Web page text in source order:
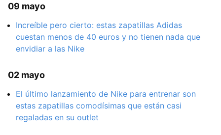
09 mayo
Increíble pero cierto: estas zapatillas Adidas
cuestan menos de 40 euros y no tienen nada que
envidiar a las Nike
02 mayo
El último lanzamiento de Nike para entrenar son
estas zapatillas comodísimas que están casi
regaladas en su outlet